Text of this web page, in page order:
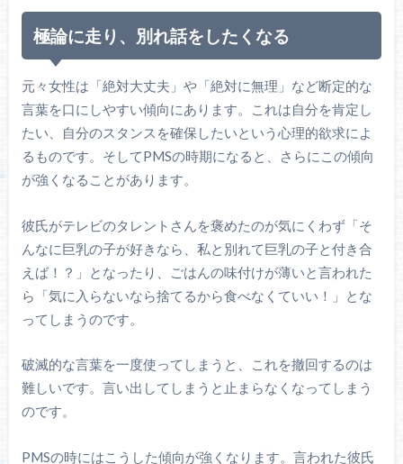
極論に走り、別れ話をしたくなる
元々女性は「絶対大丈夫」や「絶対に無理」など断定的な
言葉を口にしやすい傾向にあります。これは自分を肯定し
たい、自分のスタンスを確保したいという心理的欲求によ
るものです。そしてPMSの時期になると、さらにこの傾向
が強くなることがあります。
彼氏がテレビのタレントさんを褒めたのが気にくわず「そ
んなに巨乳の子が好きなら、私と別れて巨乳の子と付き合
えば！？」となったり、ごはんの味付けが薄いと言われた
ら「気に入らないなら捨てるから食べなくていい！」とな
ってしまうのです。
破滅的な言葉を一度使ってしまうと、これを撤回するのは
難しいです。言い出してしまうと止まらなくなってしまう
のです。
PMSの時にはこうした傾向が強くなります。言われた彼氏